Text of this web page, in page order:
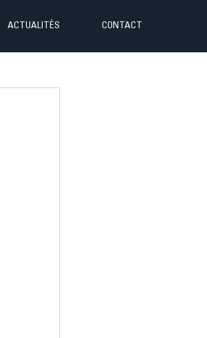
ACTUALITÉS CONTACT